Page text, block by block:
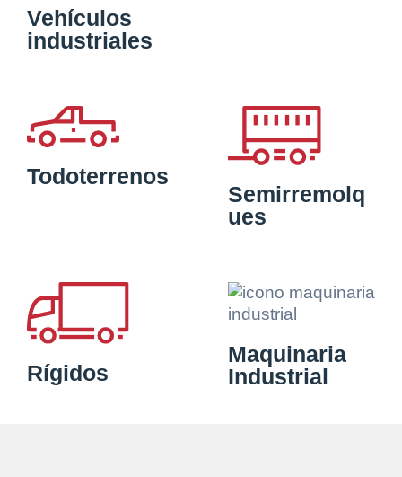
Vehículos
industriales
Todoterrenos
Semirremolq
ues
Rígidos
Maquinaria
Industrial